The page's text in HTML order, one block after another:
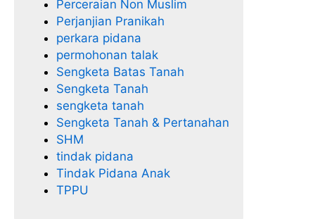
Perceraian Non Muslim
Perjanjian Pranikah
perkara pidana
permohonan talak
Sengketa Batas Tanah
Sengketa Tanah
sengketa tanah
Sengketa Tanah & Pertanahan
SHM
tindak pidana
Tindak Pidana Anak
TPPU